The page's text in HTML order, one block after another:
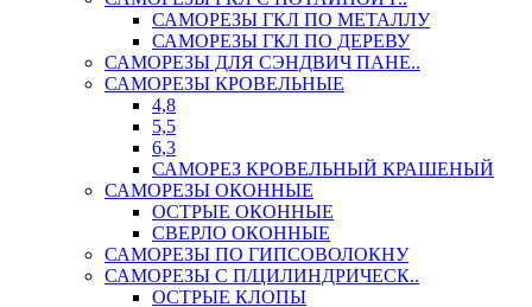
САМОРЕЗЫ ГКЛ ПО МЕТАЛЛУ
САМОРЕЗЫ ГКЛ ПО ДЕРЕВУ
САМОРЕЗЫ ДЛЯ СЭНДВИЧ ПАНЕ..
САМОРЕЗЫ КРОВЕЛЬНЫЕ
4,8
5,5
6,3
САМОРЕЗ КРОВЕЛЬНЫЙ КРАШЕНЫЙ
САМОРЕЗЫ ОКОННЫЕ
ОСТРЫЕ ОКОННЫЕ
СВЕРЛО ОКОННЫЕ
САМОРЕЗЫ ПО ГИПСОВОЛОКНУ
САМОРЕЗЫ С П/ЦИЛИНДРИЧЕСК..
ОСТРЫЕ КЛОПЫ